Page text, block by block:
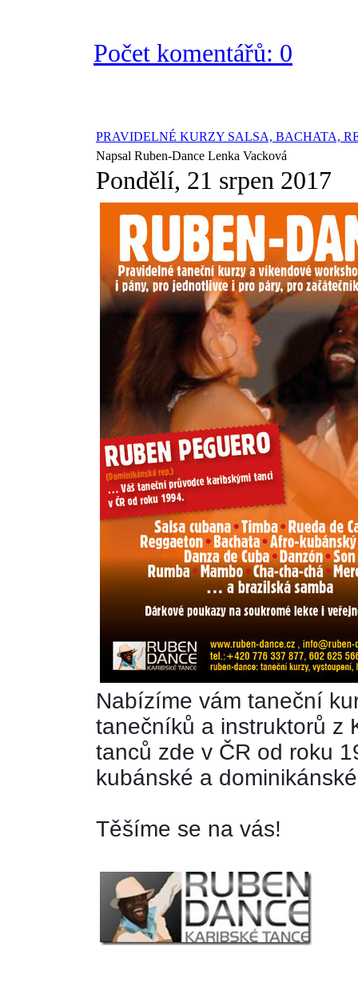
Počet komentářů: 0
PRAVIDELNÉ KURZY SALSA, BACHATA,
Napsal Ruben-Dance Lenka Vacková
Pondělí, 21 srpen 2017
Nabízíme vám taneční
tanečníků a instruktorů z
tanců zde v ČR od roku
kubánské a
Těšíme se na vás!